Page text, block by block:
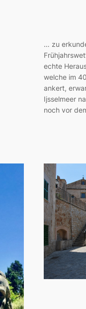
… zu
echte
welche im
ankert,
Ijsselmeer
noch vor